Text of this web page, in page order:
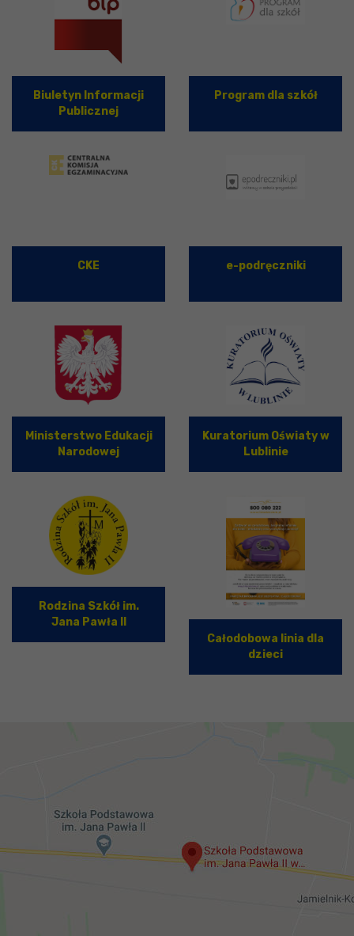
Biuletyn Informacji
Publicznej
Program dla szkół
CKE e-podręczniki
Ministerstwo Edukacji
Narodowej
Kuratorium Oświaty w
Lublinie
Rodzina Szkół im.
Jana Pawła II
Całodobowa linia dla
dzieci